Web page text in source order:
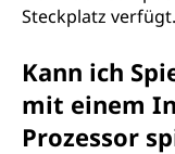
Steckplatz verfügt.
Kann ich
mit einem
Prozessor